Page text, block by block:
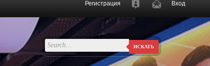
Вход
Регистрация
ИСКАТЬ